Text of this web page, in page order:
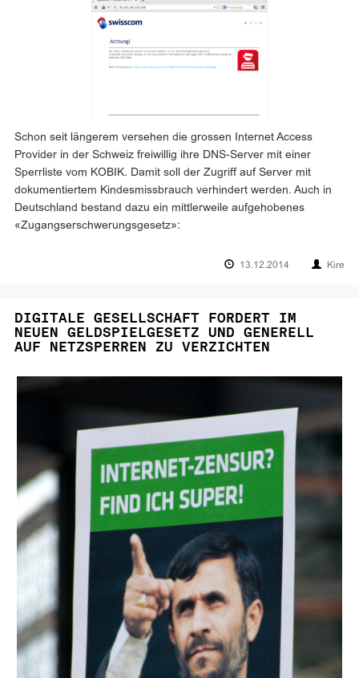
Schon seit längerem versehen die grossen Internet Access
Provider in der Schweiz freiwillig ihre DNS-Server mit einer
Sperrliste vom KOBIK. Damit soll der Zugriff auf Server mit
dokumentiertem Kindesmissbrauch verhindert werden. Auch in
Deutschland bestand dazu ein mittlerweile aufgehobenes
«Zugangserschwerungsgesetz»:
13.12.2014 Kire
DIGITALE GESELLSCHAFT FORDERT IM
NEUEN GELDSPIELGESETZ UND GENERELL
AUF NETZSPERREN ZU VERZICHTEN